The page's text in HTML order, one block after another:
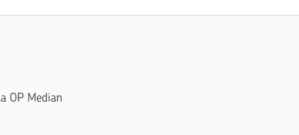
OP Median